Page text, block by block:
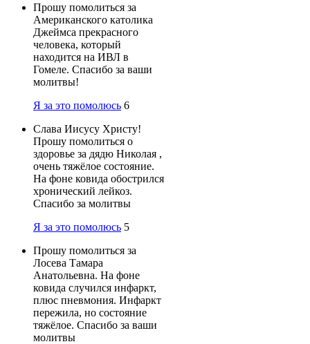
Прошу помолиться за
Американского католика
Джеймса прекрасного
человека, который
находится на ИВЛ в
Гомеле. Спасибо за ваши
молитвы!
Я за это помолюсь 6
Слава Иисусу Христу!
Прошу помолиться о
здоровье за дядю Николая ,
очень тяжёлое состояние.
На фоне ковида обострился
хронический лейкоз.
Спасибо за молитвы
Я за это помолюсь 5
Прошу помолиться за
Лосева Тамара
Анатольевна. На фоне
ковида случился инфаркт,
плюс пневмония. Инфаркт
пережила, но состояние
тяжёлое. Спасибо за ваши
молитвы